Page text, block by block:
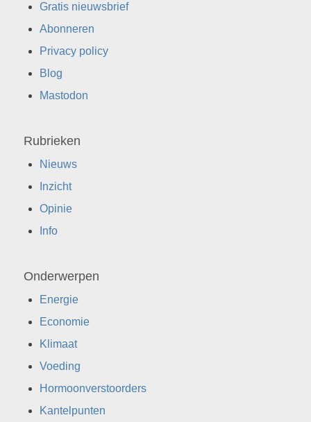
Gratis nieuwsbrief
Abonneren
Privacy policy
Blog
Mastodon
Rubrieken
Nieuws
Inzicht
Opinie
Info
Onderwerpen
Energie
Economie
Klimaat
Voeding
Hormoonverstoorders
Kantelpunten